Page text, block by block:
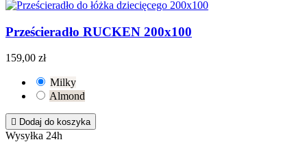
Prześcieradło RUCKEN 200x100
159,00 zł
Milky
Almond
 Dodaj do koszyka
Wysyłka 24h